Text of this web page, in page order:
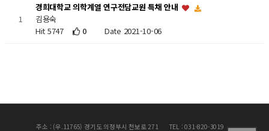
1
경희대학교 의학계열 연구전담교원 특채 안내
김용숙
Hit 5747
0 Date 2021-10-06
주소 : (우.11765) 경기도 의정부시 천보로 271 TEL : 031-820-3019